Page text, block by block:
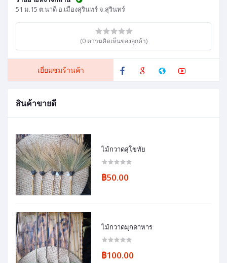
51 ม.15 ต.นาดี อ.เมืองสุรินทร์ จ.สุรินทร์
(0 ความคิดเห็นของลูกค้า)
เยี่ยมชมร้านค้า
สินค้าขายดี
ไม้กวาดสุโขทัย
฿50.00
ไม้กวาดมุกดาหาร
฿100.00